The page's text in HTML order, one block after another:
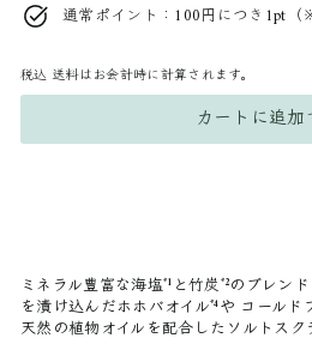
通常ポイント：100円につき1pt（
税込 送料はお会計時に計算されます。
カートに追加
ミネラル豊富な海塩*1 と竹炭*2のブレン
を漬け込んだホホバオイル*4や コールド
天然の植物オイルを配合したソルトスク